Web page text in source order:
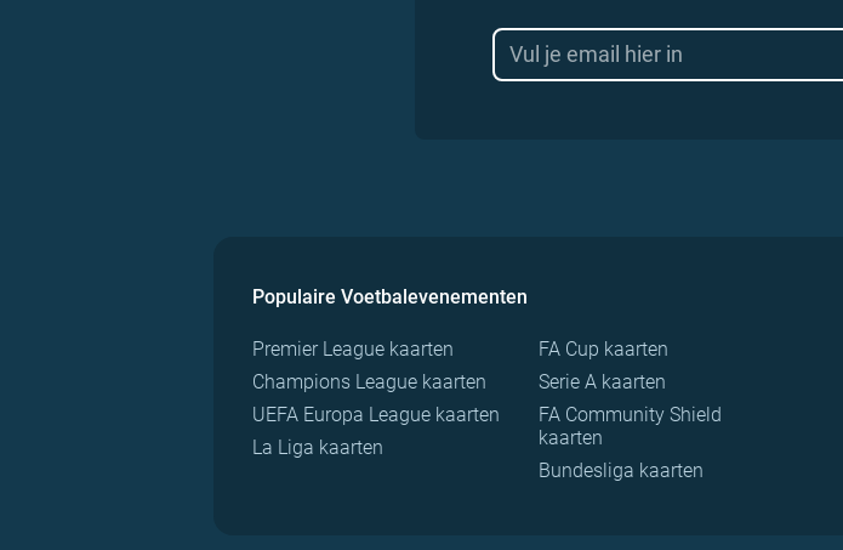
Populaire Voetbalevenementen
Premier League kaarten
Champions League kaarten
UEFA Europa League kaarten
La Liga kaarten
FA Cup kaarten
Serie A kaarten
FA Community Shield
kaarten
Bundesliga kaarten